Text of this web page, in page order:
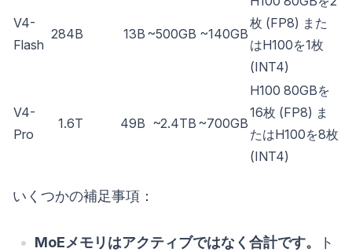
V4-
Flash
284B 13B ~500GB ~140GB
枚 (FP8) また
はH100を1枚
(INT4)
V4-
Pro
1.6T 49B ~2.4TB ~700GB
H100 80GBを
16枚 (FP8) ま
たはH100を8枚
(INT4)
いくつかの補足事項：
MoEメモリはアクティブではなく合計です。
ト